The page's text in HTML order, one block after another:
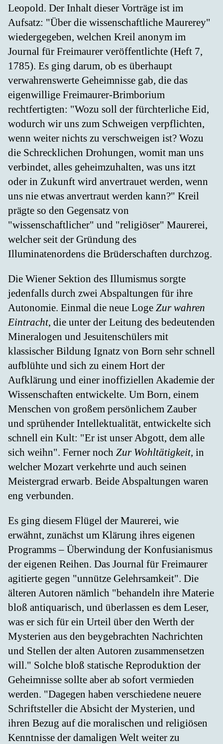
Leopold. Der Inhalt dieser Vorträge ist im
Aufsatz: "Über die wissenschaftliche Maurerey"
wiedergegeben, welchen Kreil anonym im
Journal für Freimaurer veröffentlichte (Heft 7,
1785). Es ging darum, ob es überhaupt
verwahrenswerte Geheimnisse gab, die das
eigenwillige Freimaurer-Brimborium
rechtfertigten: "Wozu soll der fürchterliche Eid,
wodurch wir uns zum Schweigen verpflichten,
wenn weiter nichts zu verschweigen ist? Wozu
die Schrecklichen Drohungen, womit man uns
verbindet, alles geheimzuhalten, was uns itzt
oder in Zukunft wird anvertrauet werden, wenn
uns nie etwas anvertraut werden kann?" Kreil
prägte so den Gegensatz von
"wissenschaftlicher" und "religiöser" Maurerei,
welcher seit der Gründung des
Illuminatenordens die Brüderschaften durchzog.
Die Wiener Sektion des Illumismus sorgte
jedenfalls durch zwei Abspaltungen für ihre
Autonomie. Einmal die neue Loge Zur wahren
Eintracht, die unter der Leitung des bedeutenden
Mineralogen und Jesuitenschülers mit
klassischer Bildung Ignatz von Born sehr schnell
aufblühte und sich zu einem Hort der
Aufklärung und einer inoffiziellen Akademie der
Wissenschaften entwickelte. Um Born, einem
Menschen von großem persönlichem Zauber
und sprühender Intellektualität, entwickelte sich
schnell ein Kult: "Er ist unser Abgott, dem alle
sich weihn". Ferner noch Zur Wohltätigkeit, in
welcher Mozart verkehrte und auch seinen
Meistergrad erwarb. Beide Abspaltungen waren
eng verbunden.
Es ging diesem Flügel der Maurerei, wie
erwähnt, zunächst um Klärung ihres eigenen
Programms – Überwindung der Konfusianismus
der eigenen Reihen. Das Journal für Freimaurer
agitierte gegen "unnütze Gelehrsamkeit". Die
älteren Autoren nämlich "behandeln ihre Materie
bloß antiquarisch, und überlassen es dem Leser,
was er sich für ein Urteil über den Werth der
Mysterien aus den beygebrachten Nachrichten
und Stellen der alten Autoren zusammensetzen
will." Solche bloß statische Reproduktion der
Geheimnisse sollte aber ab sofort vermieden
werden. "Dagegen haben verschiedene neuere
Schriftsteller die Absicht der Mysterien, und
ihren Bezug auf die moralischen und religiösen
Kenntnisse der damaligen Welt weiter zu